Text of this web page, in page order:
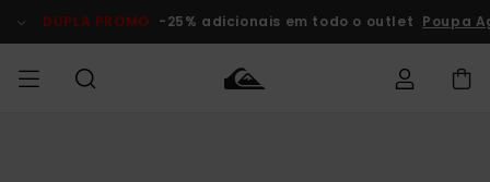
do
DUPLA PROMO -25% adicionais em todo o outlet Poupa